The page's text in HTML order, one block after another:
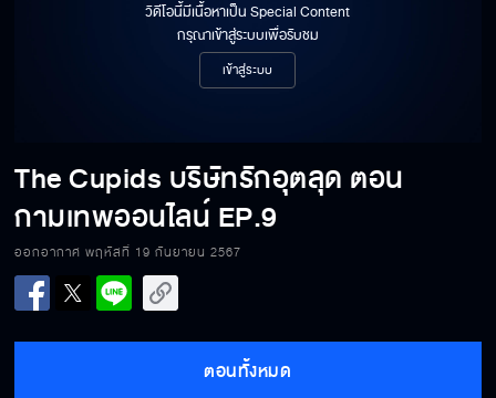
วิดีโอนี้มีเนื้อหาเป็น Special Content
กรุณาเข้าสู่ระบบเพื่อรับชม
เข้าสู่ระบบ
The Cupids บริษัทรักอุตลุด ตอน
กามเทพออนไลน์ EP.9
ออกอากาศ พฤหัสที่ 19 กันยายน 2567
ตอนทั้งหมด
The Cupids บริษัทรักอุตลุด ตอน กามเทพ
ออนไลน์ EP.9[1/6]
ออนไลน์ EP.9[2/6]